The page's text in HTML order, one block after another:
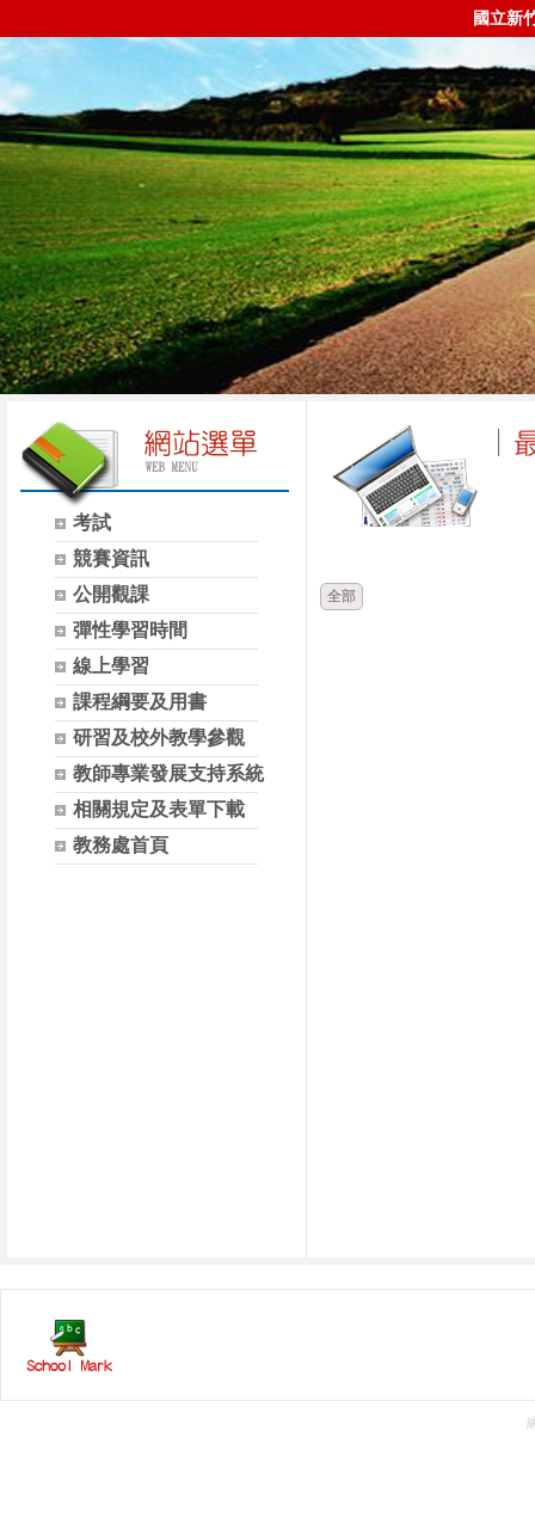
國立新
考試
競賽資訊
公開觀課
彈性學習時間
線上學習
課程綱要及用書
研習及校外教學參觀
教師專業發展支持系統
相關規定及表單下載
教務處首頁
全部